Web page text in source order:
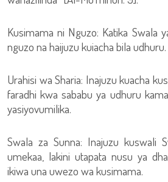
Kusimama ni Nguzo: Katika Swala
nguzo na haijuzu kuiacha bila udhuru.
Urahisi wa Sharia: Inajuzu kuacha
faradhi kwa sababu ya udhuru
yasiyovumilika.
Swala za Sunna: Inajuzu kuswali
umekaa, lakini utapata nusu ya
ikiwa una uwezo wa kusimama.